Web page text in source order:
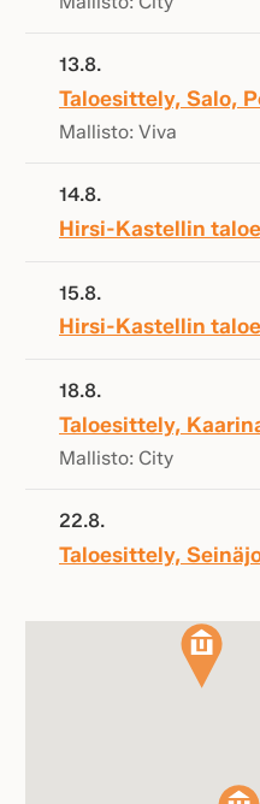
13.8.
Taloesittely, Salo,
Mallisto: Viva
14.8.
Hirsi-Kastellin
15.8.
Hirsi-Kastellin
18.8.
Taloesittely,
Mallisto: City
22.8.
Taloesittely,